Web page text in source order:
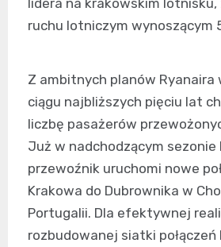
lidera na krakowskim lotnisku,
ruchu lotniczym wynoszącym
Z ambitnych planów Ryanaira
ciągu najbliższych pięciu lat
liczbę pasażerów
Już w nadchodzącym sezonie
przewoźnik uruchomi nowe
Krakowa do Dubrownika w
Portugalii. Dla efektywnej
rozbudowanej siatki